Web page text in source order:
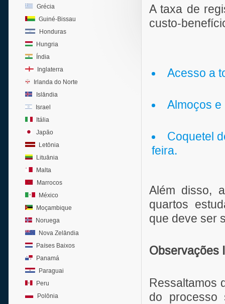
Grécia
Guiné-Bissau
Honduras
Hungria
Índia
Inglaterra
Irlanda do Norte
Islândia
Israel
Itália
Japão
Letônia
Lituânia
Malta
Marrocos
México
Moçambique
Noruega
Nova Zelândia
Países Baixos
Panamá
Paraguai
Peru
Polônia
A taxa de
custo-
Acesso a
Almoços e
Coquetel
feira.
Além disso,
quartos
que deve ser
Observações
Ressaltamos
do processo